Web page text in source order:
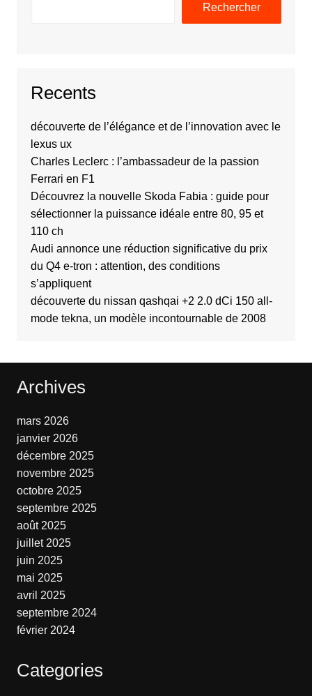
Rechercher
Recents
découverte de l’élégance et de l’innovation avec le
lexus ux
Charles Leclerc : l’ambassadeur de la passion
Ferrari en F1
Découvrez la nouvelle Skoda Fabia : guide pour
sélectionner la puissance idéale entre 80, 95 et
110 ch
Audi annonce une réduction significative du prix
du Q4 e-tron : attention, des conditions
s’appliquent
découverte du nissan qashqai +2 2.0 dCi 150 all-
mode tekna, un modèle incontournable de 2008
Archives
mars 2026
janvier 2026
décembre 2025
novembre 2025
octobre 2025
septembre 2025
août 2025
juillet 2025
juin 2025
mai 2025
avril 2025
septembre 2024
février 2024
Categories